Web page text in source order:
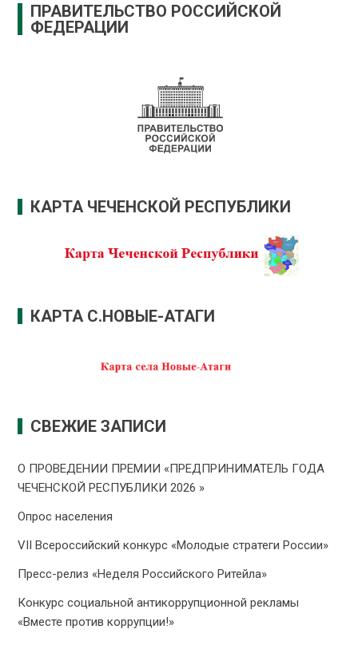
ПРАВИТЕЛЬСТВО РОССИЙСКОЙ
ФЕДЕРАЦИИ
КАРТА ЧЕЧЕНСКОЙ РЕСПУБЛИКИ
КАРТА С.НОВЫЕ-АТАГИ
СВЕЖИЕ ЗАПИСИ
О ПРОВЕДЕНИИ ПРЕMИИ «ПРЕДПРИНИМАТЕЛЬ ГОДА
ЧЕЧЕНСКОЙ РЕСПУБЛИКИ 2026 »
Опрос населения
VII Всероссийский конкурс «Молодые стратеги России»
Пресс-релиз «Неделя Российского Ритейла»
Конкурс социальной антикоррупционной рекламы
«Вместе против коррупции!»